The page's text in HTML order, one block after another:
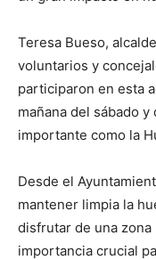
Teresa Bueso,
voluntarios y
participaron en esta
mañana del sábado
importante como la
Desde el
mantener limpia la
disfrutar de una
importancia crucial